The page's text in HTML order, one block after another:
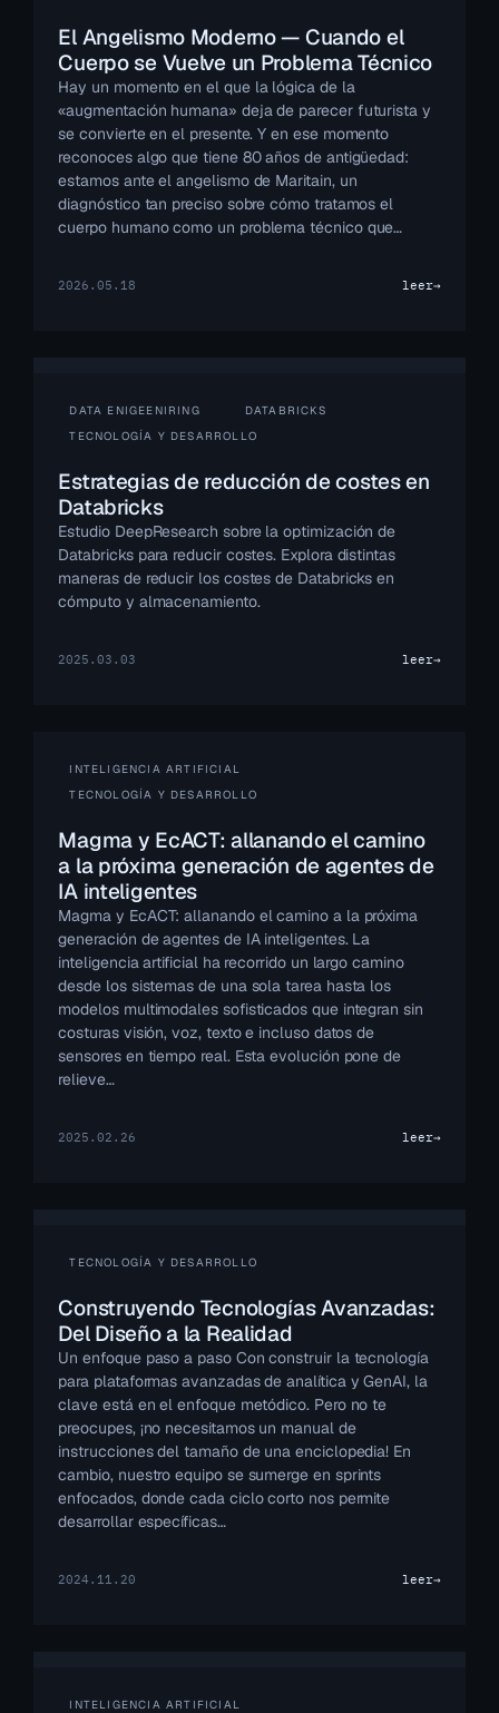
El Angelismo Moderno — Cuando el
Cuerpo se Vuelve un Problema Técnico
Hay un momento en el que la lógica de la
«augmentación humana» deja de parecer futurista y
se convierte en el presente. Y en ese momento
reconoces algo que tiene 80 años de antigüedad:
estamos ante el angelismo de Maritain, un
diagnóstico tan preciso sobre cómo tratamos el
cuerpo humano como un problema técnico que…
2026.05.18 leer→
DATA ENIGEENIRING
DATABRICKS
TECNOLOGÍA Y DESARROLLO
Estrategias de reducción de costes en
Databricks
Estudio DeepResearch sobre la optimización de
Databricks para reducir costes. Explora distintas
maneras de reducir los costes de Databricks en
cómputo y almacenamiento.
2025.03.03 leer→
INTELIGENCIA ARTIFICIAL
TECNOLOGÍA Y DESARROLLO
Magma y EcACT: allanando el camino
a la próxima generación de agentes de
IA inteligentes
Magma y EcACT: allanando el camino a la próxima
generación de agentes de IA inteligentes. La
inteligencia artificial ha recorrido un largo camino
desde los sistemas de una sola tarea hasta los
modelos multimodales sofisticados que integran sin
costuras visión, voz, texto e incluso datos de
sensores en tiempo real. Esta evolución pone de
relieve…
2025.02.26 leer→
TECNOLOGÍA Y DESARROLLO
Construyendo Tecnologías Avanzadas:
Del Diseño a la Realidad
Un enfoque paso a paso Con construir la tecnología
para plataformas avanzadas de analítica y GenAI, la
clave está en el enfoque metódico. Pero no te
preocupes, ¡no necesitamos un manual de
instrucciones del tamaño de una enciclopedia! En
cambio, nuestro equipo se sumerge en sprints
enfocados, donde cada ciclo corto nos permite
desarrollar específicas…
2024.11.20 leer→
INTELIGENCIA ARTIFICIAL